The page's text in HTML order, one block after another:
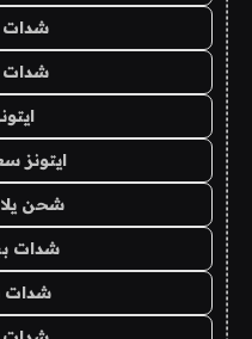
شدات
شدات
ايتونز
شحن
شدات
شدات